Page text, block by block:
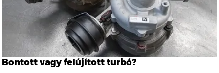
Bontott vagy felújított turbó?